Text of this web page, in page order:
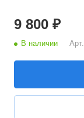
9 800 ₽
В наличии Арт.